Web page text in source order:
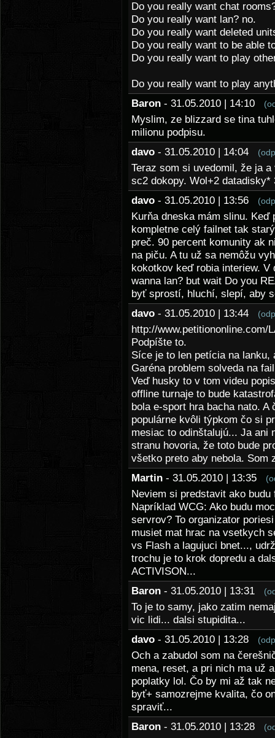
Do you really want chat
Do you really want lan? no.
Do you really want deleted
Do you really want to be able
Do you really want to play
Do you really want to play
Baron - 31.05.2010 | 14:10
Myslim, ze blizzard se tina
milionu podpisu.
davo - 31.05.2010 | 14:04
Teraz som si uvedomil, že ja
sc2 dokopy. Wol+2
davo - 31.05.2010 | 13:56
Kurňa dneska mám slinu. Keď
kompletne celý failnet tak
preč. 90 percent komunity ak
na piču. A tu už sa nemôžu
kokotkov keď robia interiew.
wanna lan? but wait Do you
byť sprostí, hluchí, slepí, aby
davo - 31.05.2010 | 13:44
http://www.petitiononline.com/
Podpíšte to.
Síce je to len petícia na lanku,
Garéna problem solveda na
Veď husky to v tom videu
offline turnaje to bude
bola e-sport hra bacha nato.
populárne kvôli týpkom čo si
mesiac to odinštalujú... Ja ani
stranu hovoria, že toto bude
všetko preto aby nebola. Som
Martin - 31.05.2010 | 13:35
Neviem si predstavit ako
Napríklad WCG: Ako budu
servrov? To organizator
musiet mat hrac na vsetkych
vs Flash a lagujuci bnet...,
trochu je to krok dopredu a
ACTIVISON...
Baron - 31.05.2010 | 13:31
To je to samy, jako zatim
vic lidi... dalsi stupidita...
davo - 31.05.2010 | 13:28
Och a zabudol som na
mena, reset, a pri nich ma už
poplatky lol. Čo by mi až tak
byť+ samozrejme kvalita, čo
spraviť...
Baron - 31.05.2010 | 13:28